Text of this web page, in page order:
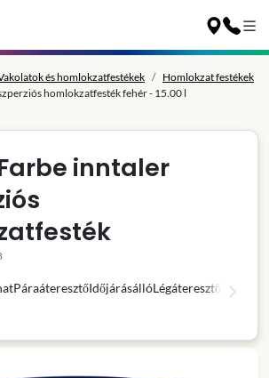
és homlokzatfestékek
Homlokzat festékek
homlokzatfesték fehér - 15.00 l
inntaler
PáraáteresztőIdőjárásállóLégáteresztő